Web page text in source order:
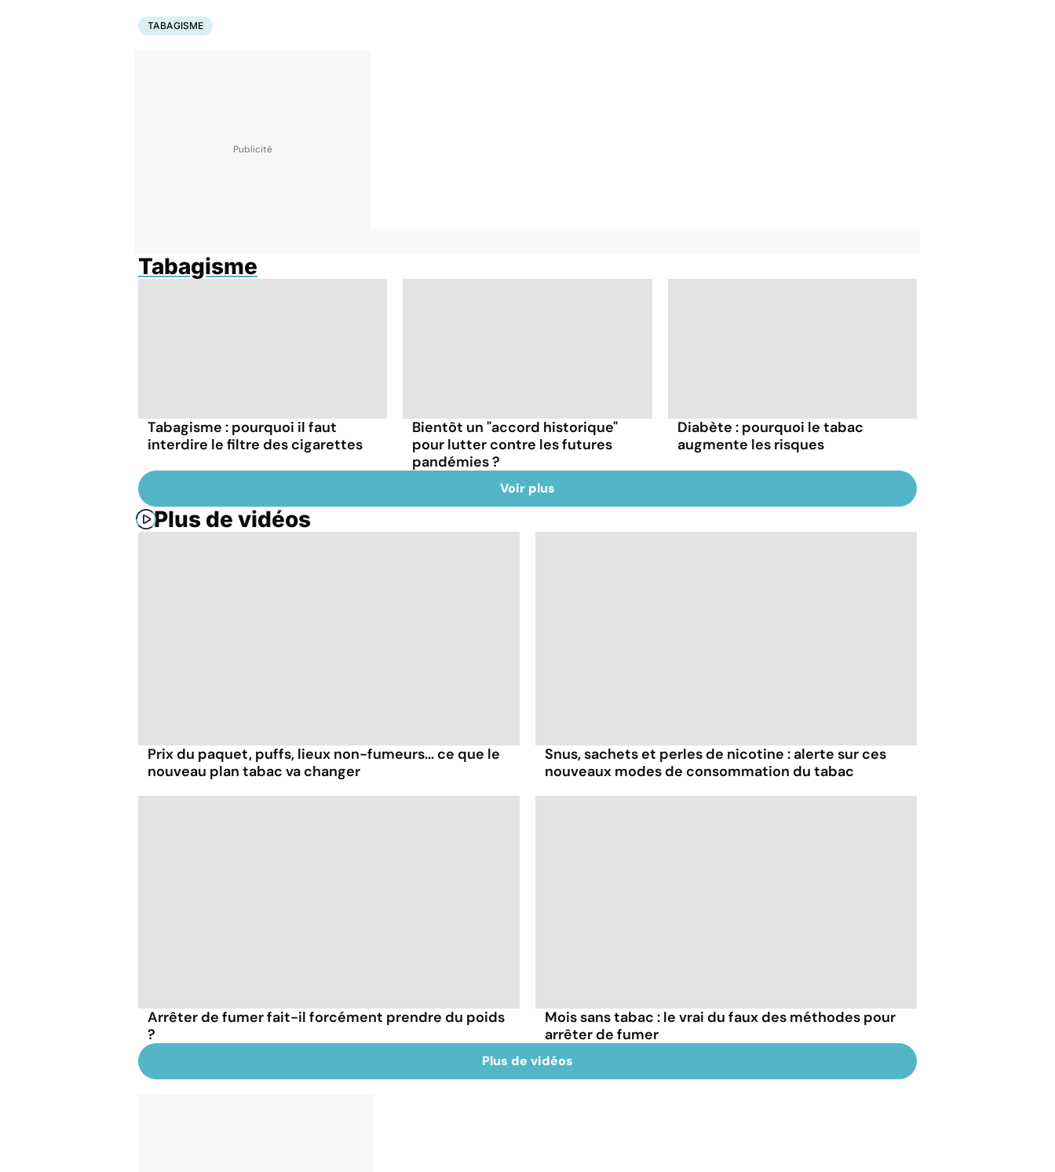
TABAGISME
Tabagisme
Tabagisme : pourquoi il faut
interdire le filtre des cigarettes
Bientôt un "accord historique"
pour lutter contre les futures
pandémies ?
Diabète : pourquoi le tabac
augmente les risques
Voir plus
Plus de vidéos
Prix du paquet, puffs, lieux non-fumeurs... ce que le
nouveau plan tabac va changer
Snus, sachets et perles de nicotine : alerte sur ces
nouveaux modes de consommation du tabac
Arrêter de fumer fait-il forcément prendre du poids
?
Mois sans tabac : le vrai du faux des méthodes pour
arrêter de fumer
Plus de vidéos